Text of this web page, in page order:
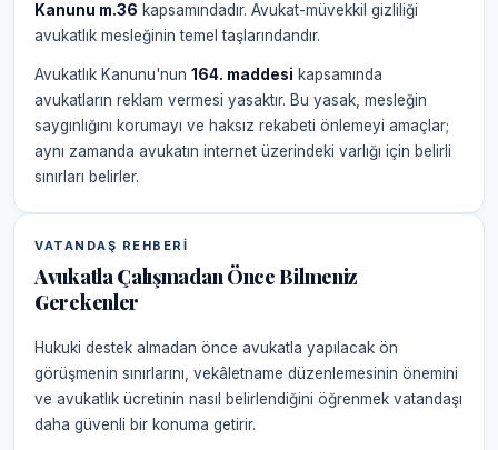
Kanunu m.36 kapsamındadır. Avukat-müvekkil gizliliği
avukatlık mesleğinin temel taşlarındandır.
Avukatlık Kanunu'nun 164. maddesi kapsamında
avukatların reklam vermesi yasaktır. Bu yasak, mesleğin
saygınlığını korumayı ve haksız rekabeti önlemeyi amaçlar;
aynı zamanda avukatın internet üzerindeki varlığı için belirli
sınırları belirler.
VATANDAŞ REHBERI
Avukatla Çalışmadan Önce Bilmeniz
Gerekenler
Hukuki destek almadan önce avukatla yapılacak ön
görüşmenin sınırlarını, vekâletname düzenlemesinin önemini
ve avukatlık ücretinin nasıl belirlendiğini öğrenmek vatandaşı
daha güvenli bir konuma getirir.